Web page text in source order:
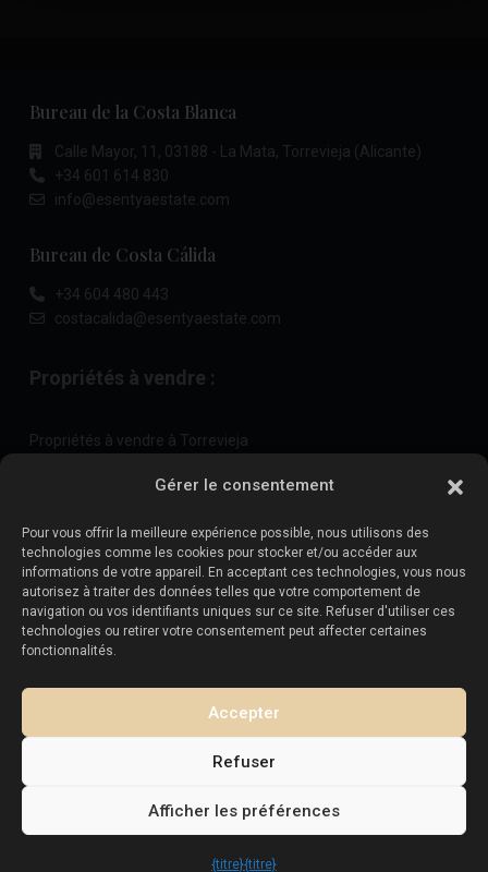
Gérer le consentement
Pour vous offrir la meilleure expérience possible, nous utilisons des
technologies comme les cookies pour stocker et/ou accéder aux
informations de votre appareil. En acceptant ces technologies, vous nous
autorisez à traiter des données telles que votre comportement de
navigation ou vos identifiants uniques sur ce site. Refuser d'utiliser ces
technologies ou retirer votre consentement peut affecter certaines
fonctionnalités.
Accepter
Refuser
Afficher les préférences
{titre}{titre}
Bureau de la Costa Blanca
Calle Mayor, 11, 03188 - La Mata, Torrevieja (Alicante)
+34 601 614 830
info@esentyaestate.com
Bureau de Costa Cálida
+34 604 480 443
costacalida@esentyaestate.com
Propriétés à vendre :
Propriétés à vendre à Torrevieja
Vendez votre propriété:
Vendre une propriété à La Mata